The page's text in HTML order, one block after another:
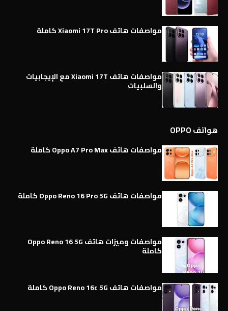
مواصفات هاتف Xiaomi 17T Pro كاملة
مواصفات هاتف Xiaomi 17T مع الإيجابيات
والسلبيات
هواتف OPPO
مواصفات هاتف Oppo A7 Pro Max كاملة
مواصفات هاتف Oppo Reno 16 Pro 5G كاملة
مواصفات وميزات هاتف Oppo Reno 16 5G
كاملة
مواصفات هاتف Oppo Reno 16c 5G كاملة